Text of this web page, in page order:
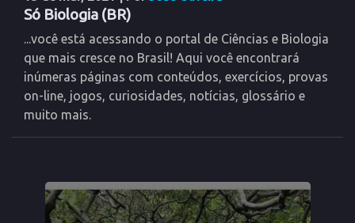
Só Biologia (BR)
...você está acessando o portal de Ciências e Biologia
que mais cresce no Brasil! Aqui você encontrará
inúmeras páginas com conteúdos, exercícios, provas
on-line, jogos, curiosidades, notícias, glossário e
muito mais.